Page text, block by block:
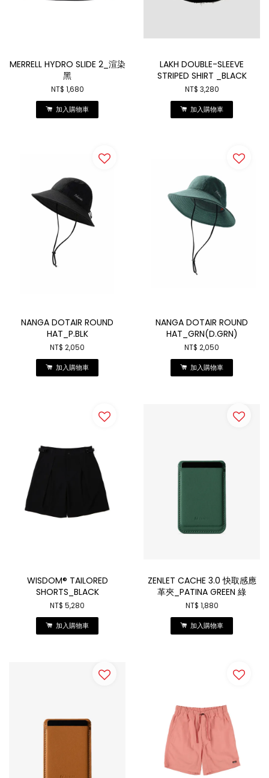
MERRELL HYDRO SLIDE 2_渲染
黑
NT$ 1,680
加入購物車
LAKH DOUBLE-SLEEVE
STRIPED SHIRT _BLACK
NT$ 3,280
加入購物車
NANGA DOTAIR ROUND
HAT_P.BLK
NT$ 2,050
加入購物車
NANGA DOTAIR ROUND
HAT_GRN(D.GRN)
NT$ 2,050
加入購物車
WISDOM® TAILORED
SHORTS_BLACK
NT$ 5,280
加入購物車
ZENLET CACHE 3.0 快取感應
革夾_PATINA GREEN 綠
NT$ 1,880
加入購物車